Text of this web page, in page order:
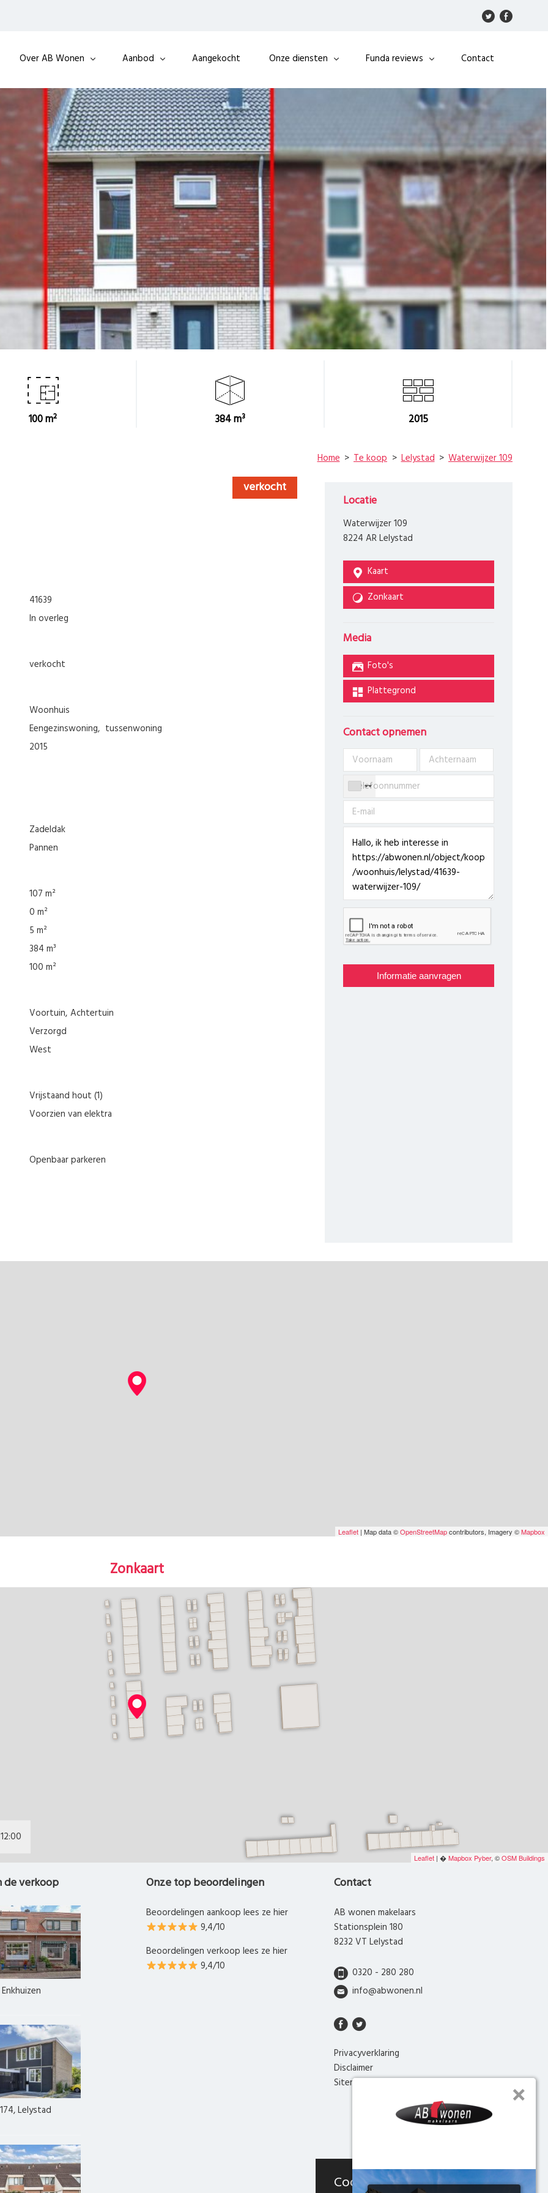
Over AB Wonen Aanbod Aangekocht Onze diensten Funda reviews Contact
100 m² 384 m³ 2015
Home Te koop Lelystad Waterwijzer 109
verkocht
41639
In overleg
verkocht
woonhuis
eengezinswoning tussenwoning
2015
Zadeldak
Pannen
107 m²
0 m²
5 m²
384 m³
100 m²
Voortuin Achtertuin
Verzorgd
West
Vrijstaand hout (1)
Voorzien van elektra
Openbaar parkeren
Locatie
Waterwijzer 109
8224 AR Lelystad
Kaart
Zonkaart
Media
Foto's
Plattegrond
Contact opnemen
Leaflet | Map data ©OpenStreetMapcontributors, Imagery ©Mapbox
Zonkaart
Leaflet | �Mapbox Pyber, ©OSM Buildings
12:00
verkoop
Lelystad
Onze top beoordelingen
Beoordelingen aankoop lees ze hier
9,4/10
Beoordelingen verkoop lees ze hier
9,4/10
Contact
AB wonen makelaars
Stationsplein 180
8232 VT Lelystad
0320 - 280 280
info@abwonen.nl
Privacyverklaring
Disclaimer
Sitemap
Cookies